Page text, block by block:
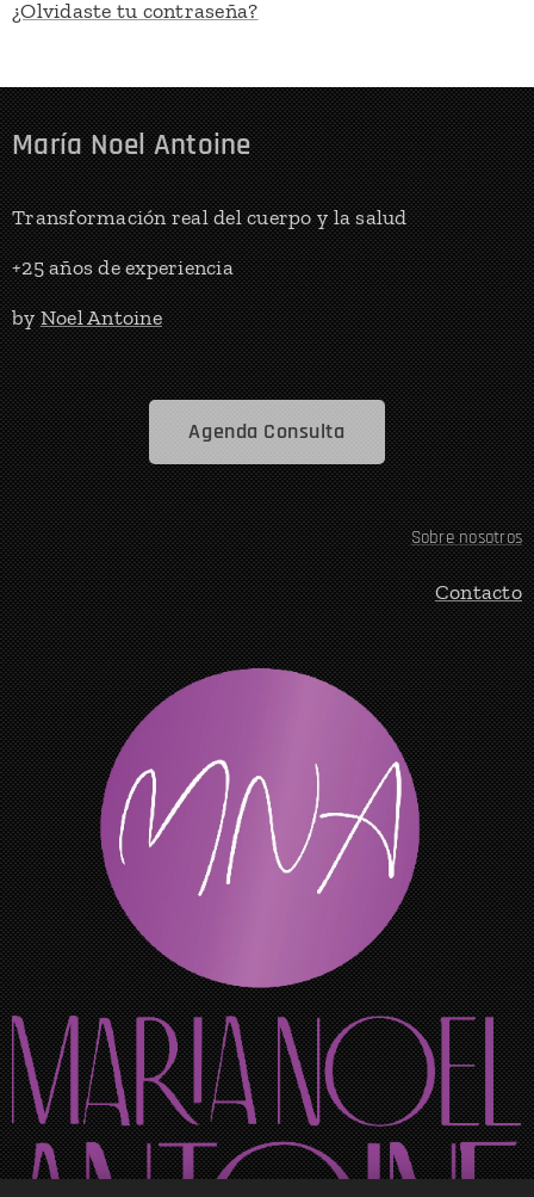
¿Olvidaste tu contraseña?
María Noel Antoine
Transformación real del cuerpo y la salud
+25 años de experiencia
byNoel Antoine
Agenda Consulta
Sobre nosotros
Contacto